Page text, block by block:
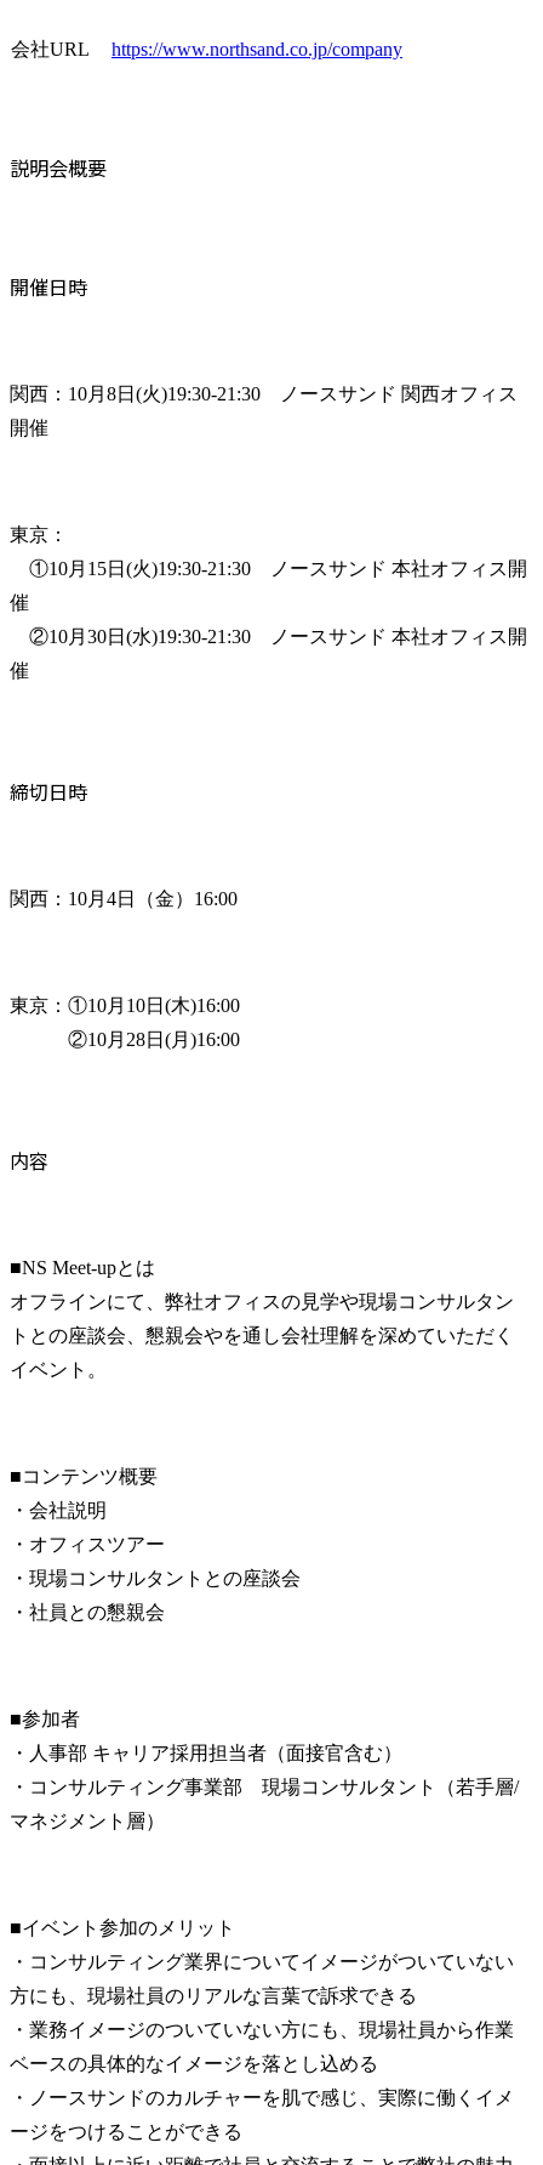
会社URL https://www.northsand.co.jp/company
説明会概要
開催日時
関西：10月8日(火)19:30-21:30　ノースサンド 関西オフィス
開催
東京：
①10月15日(火)19:30-21:30　ノースサンド 本社オフィス開
催
②10月30日(水)19:30-21:30　ノースサンド 本社オフィス開
催
締切日時
関西：10月4日（金）16:00
東京：①10月10日(木)16:00
②10月28日(月)16:00
内容
■NS Meet-upとは
オフラインにて、弊社オフィスの見学や現場コンサルタン
トとの座談会、懇親会やを通し会社理解を深めていただく
イベント。
■コンテンツ概要
・会社説明
・オフィスツアー
・現場コンサルタントとの座談会
・社員との懇親会
■参加者
・人事部 キャリア採用担当者（面接官含む）
・コンサルティング事業部　現場コンサルタント（若手層/
マネジメント層）
■イベント参加のメリット
・コンサルティング業界についてイメージがついていない
方にも、現場社員のリアルな言葉で訴求できる
・業務イメージのついていない方にも、現場社員から作業
ベースの具体的なイメージを落とし込める
・ノースサンドのカルチャーを肌で感じ、実際に働くイメ
ージをつけることができる